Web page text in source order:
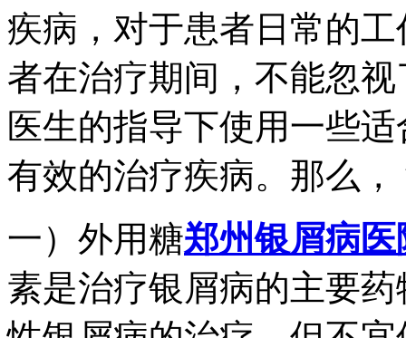
疾病，对于患者日常的
者在治疗期间，不能忽
医生的指导下使用一些
有效的治疗疾病。那么，
一）外用糖郑州银屑病医
素是治疗银屑病的主要